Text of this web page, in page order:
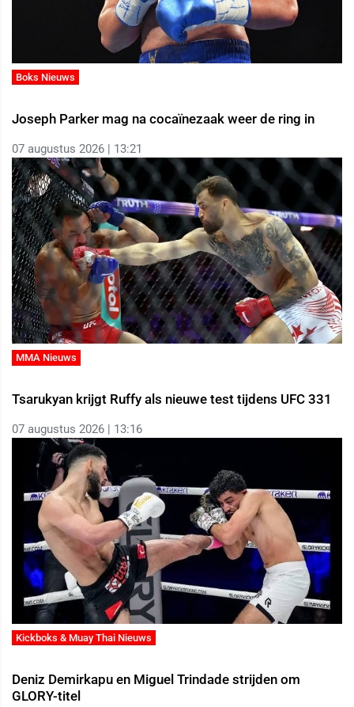
Boks Nieuws
Joseph Parker mag na cocaïnezaak weer de ring in
07 augustus 2026 | 13:21
MMA Nieuws
Tsarukyan krijgt Ruffy als nieuwe test tijdens UFC 331
07 augustus 2026 | 13:16
Kickboks & Muay Thai Nieuws
Deniz Demirkapu en Miguel Trindade strijden om
GLORY-titel